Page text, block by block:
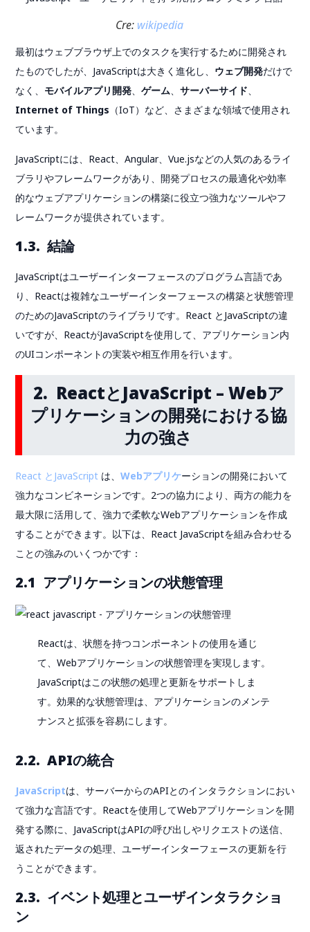
Cre: wikipedia
最初はウェブブラウザ上でのタスクを実行するために開発され
たものでしたが、JavaScriptは大きく進化し、 ウェブ開発だけで
なく、 モバイルアプリ開発、 ゲーム、 サーバーサイド、
Internet of Things （IoT）など、さまざまな領域で使用され
ています。
JavaScriptには、React、Angular、Vue.jsなどの人気のあるライ
ブラリやフレームワークがあり、開発プロセスの最適化や効率
的なウェブアプリケーションの構築に役立つ強力なツールやフ
レームワークが提供されています。
1.3. 結論
JavaScriptはユーザーインターフェースのプログラム言語であ
り、Reactは複雑なユーザーインターフェースの構築と状態管理
のためのJavaScriptのライブラリです。React とJavaScriptの違
いですが、ReactがJavaScriptを使用して、アプリケーション内
のUIコンポーネントの実装や相互作用を行います。
2. Reactと JavaScript – Webア
プリケーションの開発における協
力の強さ
React とJavaScript は、 Webアプリケーションの開発において
強力なコンビネーションです。2つの協力により、両方の能力を
最大限に活用して、強力で柔軟なWebアプリケーションを作成
することができます。以下は、React JavaScriptを組み合わせる
ことの強みのいくつかです：
2.1 アプリケーションの状態管理
Reactは、状態を持つコンポーネントの使用を通じ
て、Webアプリケーションの状態管理を実現します。
JavaScriptはこの状態の処理と更新をサポートしま
す。効果的な状態管理は、アプリケーションのメンテ
ナンスと拡張を容易にします。
2.2. APIの統合
JavaScriptは、サーバーからのAPIとのインタラクションにおい
て強力な言語です。Reactを使用してWebアプリケーションを開
発する際に、JavaScriptはAPIの呼び出しやリクエストの送信、
返されたデータの処理、ユーザーインターフェースの更新を行
うことができます。
2.3. イベント処理とユーザインタラクショ
ン